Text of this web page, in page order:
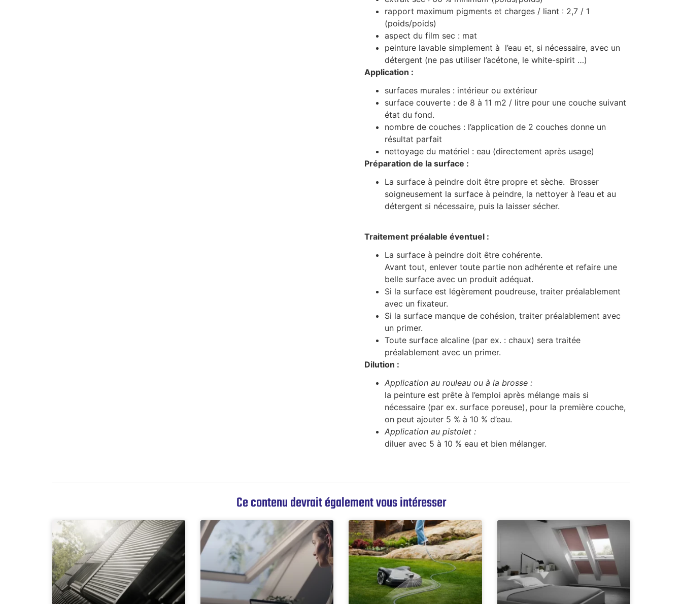
rapport maximum pigments et charges / liant : 2,7 / 1
(poids/poids)
aspect du film sec : mat
peinture lavable simplement à l’eau et, si nécessaire, avec un
détergent (ne pas utiliser l’acétone, le white-spirit …)
Application :
surfaces murales : intérieur ou extérieur
surface couverte : de 8 à 11 m2 / litre pour une couche suivant
état du fond.
nombre de couches : l’application de 2 couches donne un
résultat parfait
nettoyage du matériel : eau (directement après usage)
Préparation de la surface :
La surface à peindre doit être propre et sèche. Brosser
soigneusement la surface à peindre, la nettoyer à l’eau et au
détergent si nécessaire, puis la laisser sécher.
Traitement préalable éventuel :
La surface à peindre doit être cohérente.
Avant tout, enlever toute partie non adhérente et refaire une
belle surface avec un produit adéquat.
Si la surface est légèrement poudreuse, traiter préalablement
avec un fixateur.
Si la surface manque de cohésion, traiter préalablement avec
un primer.
Toute surface alcaline (par ex. : chaux) sera traitée
préalablement avec un primer.
Dilution :
Application au rouleau ou à la brosse :
la peinture est prête à l’emploi après mélange mais si
nécessaire (par ex. surface poreuse), pour la première couche,
on peut ajouter 5 % à 10 % d’eau.
Application au pistolet :
diluer avec 5 à 10 % eau et bien mélanger.
Ce contenu devrait également vous intéresser